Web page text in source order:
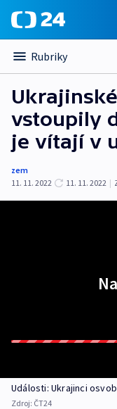
Rubriky
vstoupily
je vítají v
zem
11. 11. 2022
11. 11. 2022 |
Události: Ukrajinci
Zdroj: ČT24